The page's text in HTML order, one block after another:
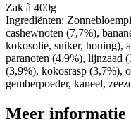
Zak à 400g
Ingrediënten:
cashewnoten (7,7%),
kokosolie, suiker, honing),
paranoten (4,9%), lijnzaad
(3,9%), kokosrasp (3,7%),
gemberpoeder, kaneel,
Meer informatie